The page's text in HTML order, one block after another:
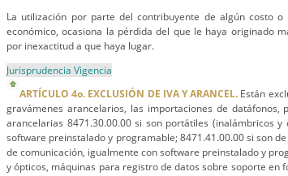
La utilización por parte del contribuyente de algún costo
económico, ocasiona la pérdida del que le haya originado
por inexactitud a que haya lugar.
Jurisprudencia Vigencia
ARTÍCULO 4o. EXCLUSIÓN DE IVA Y ARANCEL. Están
gravámenes arancelarios, las importaciones de datáfonos,
arancelarias 8471.30.00.00 si son portátiles (inalámbricos
software preinstalado y programable; 8471.41.00.00 si son
de comunicación, igualmente con software preinstalado y
y ópticos, máquinas para registro de datos sobre soporte